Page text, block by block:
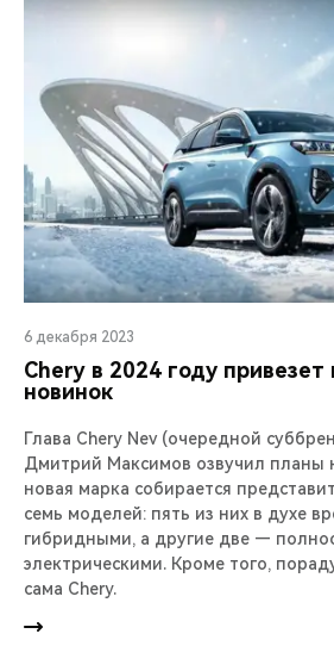
6 декабря 2023
Chery в 2024 году привезет
новинок
Глава Chery Nev (очередной
Дмитрий Максимов озвучил планы
новая марка собирается
семь моделей: пять из них в духе
гибридными, а другие две —
электрическими. Кроме того,
сама Chery.